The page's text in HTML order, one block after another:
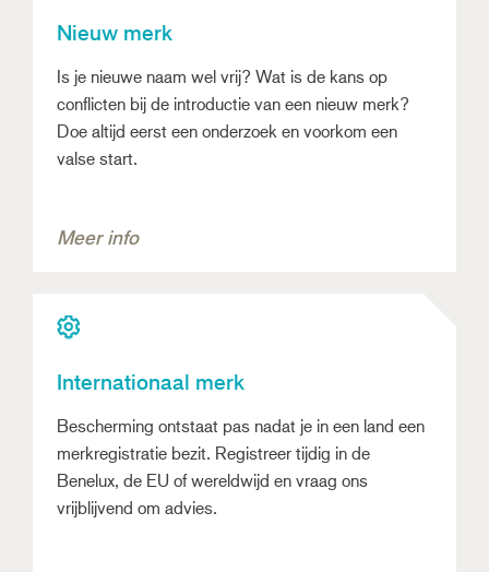
Nieuw merk
Is je nieuwe naam wel vrij? Wat is de kans op
conflicten bij de introductie van een nieuw merk?
Doe altijd eerst een onderzoek en voorkom een
valse start.
Meer info
Internationaal merk
Bescherming ontstaat pas nadat je in een land een
merkregistratie bezit. Registreer tijdig in de
Benelux, de EU of wereldwijd en vraag ons
vrijblijvend om advies.